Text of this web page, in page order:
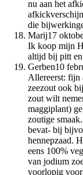
nu aan het
die
Marij17
Ik koop mijn
altijd bij pitt
Gerben10
Allereerst: fijn
zeezout ook
zout wilt
maggiplant)
zoutige
bevat- bij
hennepzaad.
eens 100%
van jodium
voorlopig